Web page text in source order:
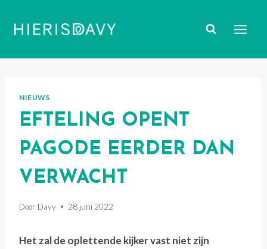
naar
NIEUWS
EFTELING OPENT
PAGODE EERDER DAN
VERWACHT
Door Davy 28 juni 2022
Het zal de oplettende kijker vast niet zijn